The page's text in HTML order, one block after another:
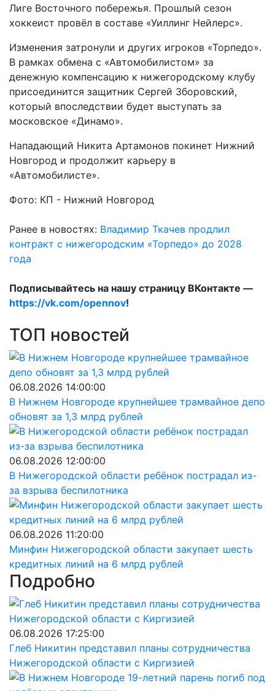
Лиге Восточного побережья. Прошлый сезон
хоккеист провёл в составе «Уиллинг Нейлерс».
Изменения затронули и других игроков «Торпедо».
В рамках обмена с «Автомобилистом» за
денежную компенсацию к нижегородскому клубу
присоединится защитник Сергей Зборовский,
который впоследствии будет выступать за
московское «Динамо».
Нападающий Никита Артамонов покинет Нижний
Новгород и продолжит карьеру в
«Автомобилисте».
Фото: КП - Нижний Новгород
Ранее в новостях: Владимир Ткачев продлил
контракт с нижегородским «Торпедо» до 2028
года
Подписывайтесь на нашу страницу ВКонтакте —
https://vk.com/opennov!
ТОП новостей
06.08.2026 14:00:00
В Нижнем Новгороде крупнейшее трамвайное депо
обновят за 1,3 млрд рублей
06.08.2026 12:00:00
В Нижегородской области ребёнок пострадал из-
за взрыва беспилотника
06.08.2026 11:20:00
Минфин Нижегородской области закупает шесть
кредитных линий на 6 млрд рублей
Подробно
06.08.2026 17:25:00
Глеб Никитин представил планы сотрудничества
Нижегородской области с Киргизией